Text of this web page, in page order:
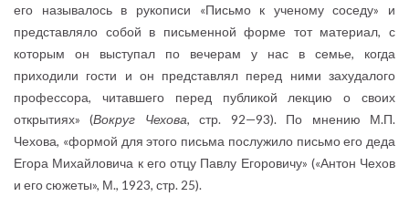
его называлось в рукописи «Письмо к ученому соседу» и
представляло собой в письменной форме тот материал, с
которым он выступал по вечерам у нас в семье, когда
приходили гости и он представлял перед ними захудалого
профессора, читавшего перед публикой лекцию о своих
открытиях» (Вокруг Чехова, стр. 92—93). По мнению М.П.
Чехова, «формой для этого письма послужило письмо его деда
Егора Михайловича к его отцу Павлу Егоровичу» («Антон Чехов
и его сюжеты», М., 1923, стр. 25).